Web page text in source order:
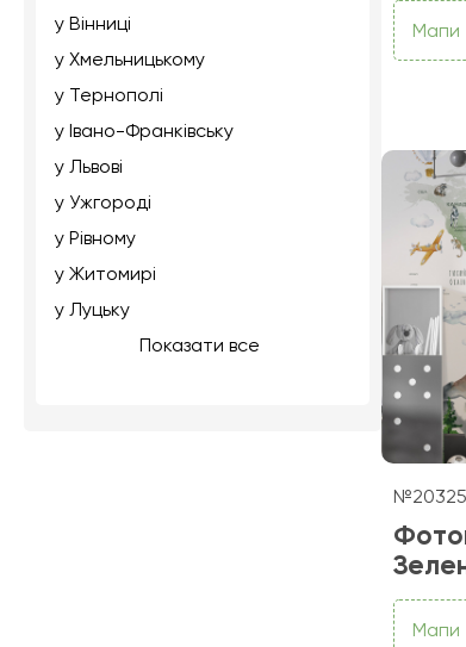
у Вінниці
у Хмельницькому
у Тернополі
у Івано-Франківську
у Львові
у Ужгороді
у Рівному
у Житомирі
у Луцьку
Показати все
Мапи
№20325
Мапи